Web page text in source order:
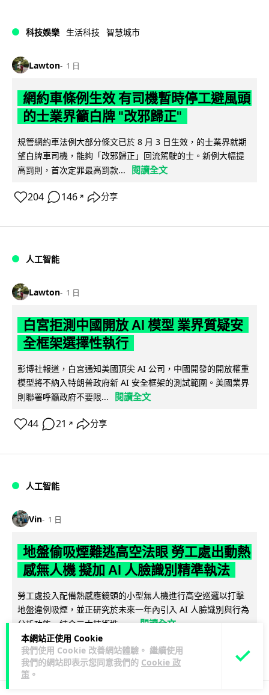
本網站正使用 Cookie
我們使用 Cookie 改善網站體驗。 繼續使用
我們的網站即表示您同意我們的 Cookie 政
策 。
科技娛樂 生活科技 智慧城市
Lawton 1 日
網約車條例生效 有司機暫時停工避風頭
的士業界籲白牌 "改邪歸正"
規管網約車法例大部分條文已於 8 月 3 日生效，的士業界就期
望白牌車司機，能夠「改邪歸正」回流駕駛的士。新例大幅提
高罰則，首次定罪最高罰款...
閱讀全文
204 146 ↗ 分享
人工智能
Lawton 1 日
白宮拒測中國開放 AI 模型 業界質疑安
全框架選擇性執行
彭博社報道，白宮通知美國頂尖 AI 公司，中國開發的開放權重
模型將不納入特朗普政府新 AI 安全框架的測試範圍。美國業界
則聯署呼籲政府不要限...
閱讀全文
44 21 ↗ 分享
人工智能
Vin 1 日
地盤偷吸煙難逃高空法眼 勞工處出動熱
感無人機 擬加 AI 人臉識別精準執法
勞工處投入配備熱感應鏡頭的小型無人機進行高空巡邏以打擊
地盤違例吸煙，並正研究於未來一年內引入 AI 人臉識別與行為
分析功能，結合三大技術進一... 閱讀全文
246 55 ↗ 分享